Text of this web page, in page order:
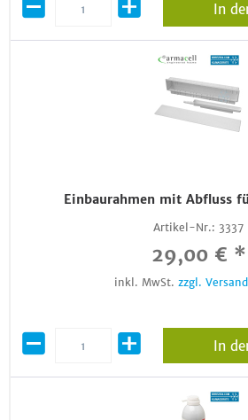
In
Einbaurahmen mit Abfluss
Artikel-Nr.: 3337
29,00 € *
inkl. MwSt. zzgl.
In